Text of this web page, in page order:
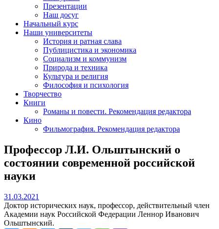
Презентации
Наш досуг
Начальный курс
Наши университеты
История и ратная слава
Публицистика и экономика
Социализм и коммунизм
Природа и техника
Культура и религия
Философия и психология
Творчество
Книги
Романы и повести. Рекомендация редактора
Кино
Фильмография. Рекомендация редактора
Профессор Л.И. Ольштынский о
состоянии современной российской
науки
31.03.2021
Доктор исторических наук, профессор, действительный член
Академии наук Российской Федерации Леннор Иванович
Ольштынский.